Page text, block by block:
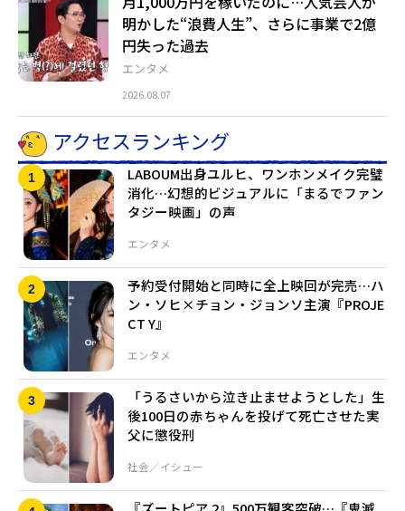
エンタメ
明かした“浪費人生”、さらに事業で2億
円失った過去
2026.08.07
アクセスランキング
エンタメ
LABOUM出身ユルヒ、ワンホンメイク完璧
消化…幻想的ビジュアルに「まるでファン
タジー映画」の声
エンタメ
予約受付開始と同時に全上映回が完売…ハ
ン・ソヒ×チョン・ジョンソ主演『PROJE
CT Y』
社会／イシュー
「うるさいから泣き止ませようとした」生
後100日の赤ちゃんを投げて死亡させた実
父に懲役刑